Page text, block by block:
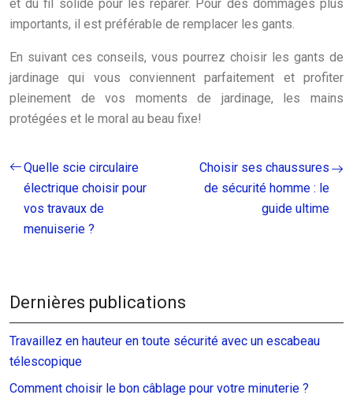
et du fil solide pour les réparer. Pour des dommages plus
importants, il est préférable de remplacer les gants.
En suivant ces conseils, vous pourrez choisir les gants de
jardinage qui vous conviennent parfaitement et profiter
pleinement de vos moments de jardinage, les mains
protégées et le moral au beau fixe!
Quelle scie circulaire
électrique choisir pour
vos travaux de
menuiserie ?
Choisir ses chaussures
de sécurité homme : le
guide ultime
Dernières publications
Travaillez en hauteur en toute sécurité avec un escabeau
télescopique
Comment choisir le bon câblage pour votre minuterie ?